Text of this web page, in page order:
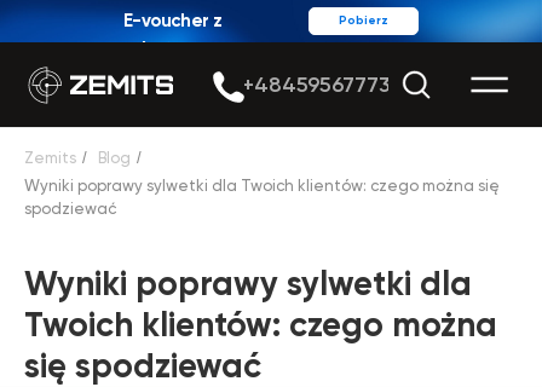
Pobierz
E-voucher z
rabatem
Zemits / Blog /
Wyniki poprawy sylwetki dla Twoich klientów: czego można się
spodziewać
Wyniki poprawy sylwetki dla
Twoich klientów: czego można
się spodziewać